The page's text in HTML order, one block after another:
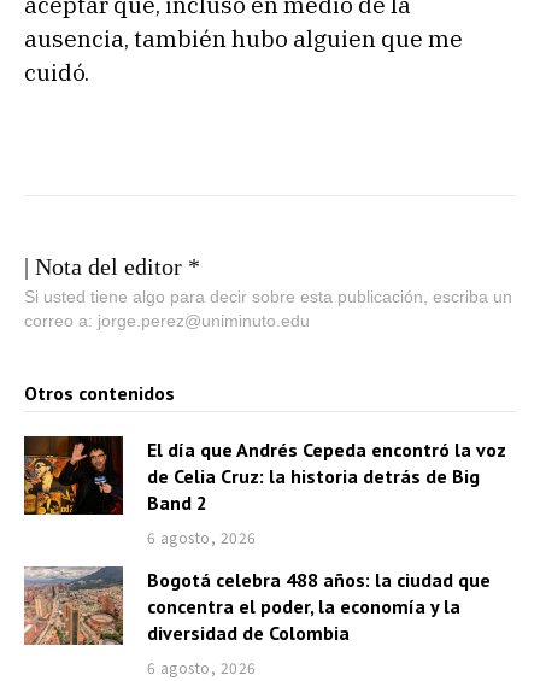
ausencia, también hubo alguien que me
cuidó.
| Nota del editor *
Si usted tiene algo para decir sobre esta publicación, escriba un
correo a: jorge.perez@uniminuto.edu
Otros contenidos
El día que Andrés Cepeda encontró la voz
de Celia Cruz: la historia detrás de Big
Band 2
6 agosto, 2026
Bogotá celebra 488 años: la ciudad que
concentra el poder, la economía y la
diversidad de Colombia
6 agosto, 2026